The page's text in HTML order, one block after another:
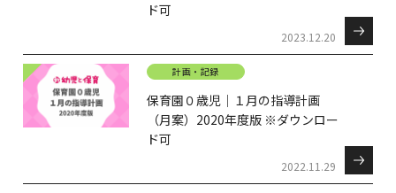
ド可
2023.12.20
計画・記録
保育園０歳児｜１月の指導計画
（月案）2020年度版 ※ダウンロー
ド可
2022.11.29